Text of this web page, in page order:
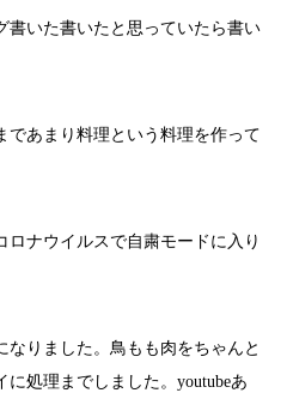
書いた書いたと思っていたら書い
であまり料理という料理を作って
ナウイルスで自粛モードに入り
なりました。鳥もも肉をちゃんと
処理までしました。youtubeあ